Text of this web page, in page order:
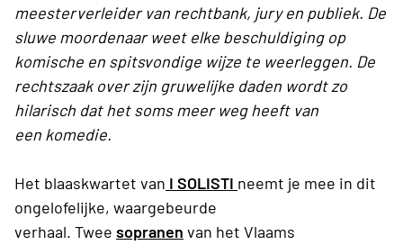
meesterverleider van rechtbank, jury en publiek. De
sluwe moordenaar weet elke beschuldiging op
komische en spitsvondige wijze te weerleggen. De
rechtszaak over zijn gruwelijke daden wordt zo
hilarisch dat het soms meer weg heeft van
een komedie.
Het blaaskwartet van I SOLISTI neemt je mee in dit
ongelofelijke, waargebeurde
verhaal. Twee sopranen van het Vlaams